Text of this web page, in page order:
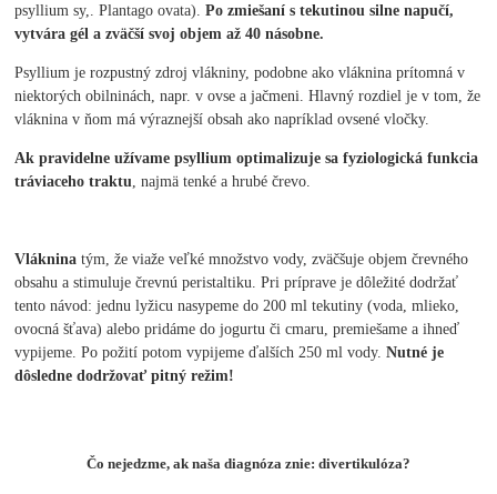
psyllium sy,. Plantago ovata).Po zmiešaní s tekutinou silne napučí,
vytvára gél a zväčší svoj objem až 40 násobne.
Psyllium je rozpustný zdroj vlákniny, podobne ako vláknina prítomná v
niektorých obilninách, napr. v ovse a jačmeni. Hlavný rozdiel je v tom, že
vláknina v ňom má výraznejší obsah ako napríklad ovsené vločky.
Ak pravidelne užívame psyllium optimalizuje sa fyziologická funkcia
tráviaceho traktu , najmä tenké a hrubé črevo.
Vláknina tým, že viaže veľké množstvo vody, zväčšuje objem črevného
obsahu a stimuluje črevnú peristaltiku. Pri príprave je dôležité dodržať
tento návod: jednu lyžicu nasypeme do 200 ml tekutiny (voda, mlieko,
ovocná šťava) alebo pridáme do jogurtu či cmaru, premiešame a ihneď
vypijeme. Po požití potom vypijeme ďalších 250 ml vody.Nutné je
dôsledne dodržovať pitný režim!
Čo nejedzme, ak naša diagnóza znie: divertikulóza?